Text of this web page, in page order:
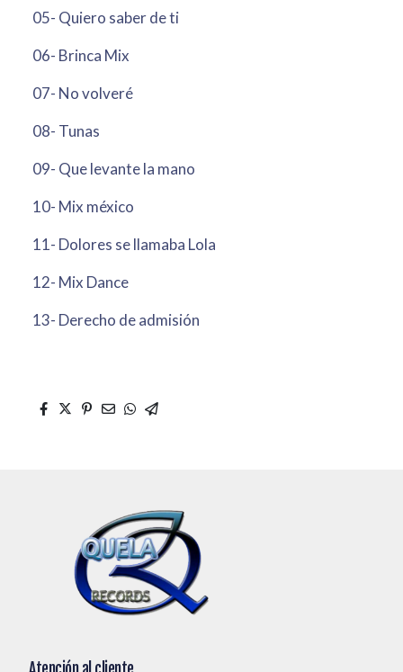
05- Quiero saber de ti
06- Brinca Mix
07- No volveré
08- Tunas
09- Que levante la mano
10- Mix méxico
11- Dolores se llamaba Lola
12- Mix Dance
13- Derecho de admisión